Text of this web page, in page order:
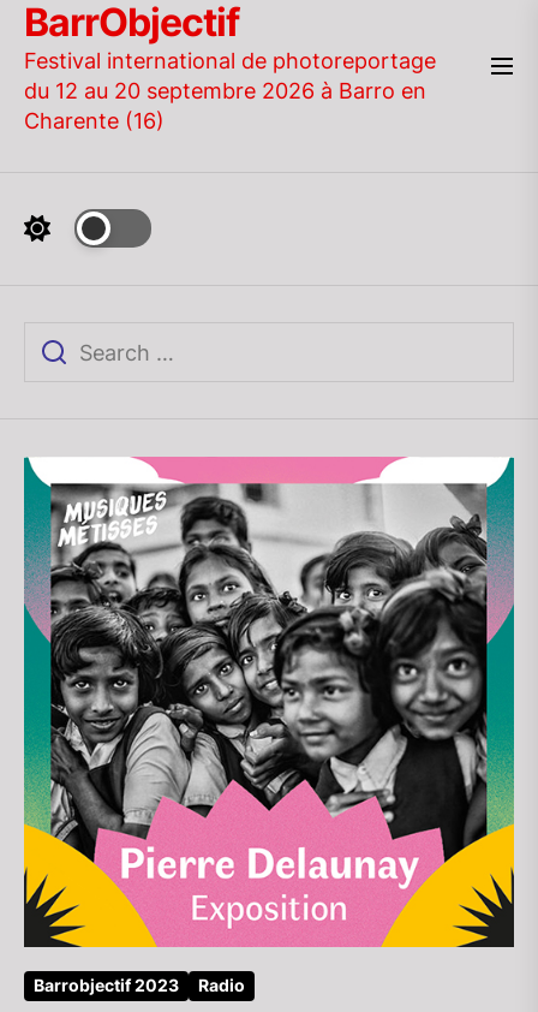
Skip
the
content
BarrObjectif
Festival international de photoreportage
du 12 au 20 septembre 2026 à Barro en
Charente (16)
Barrobjectif 2023 Radio